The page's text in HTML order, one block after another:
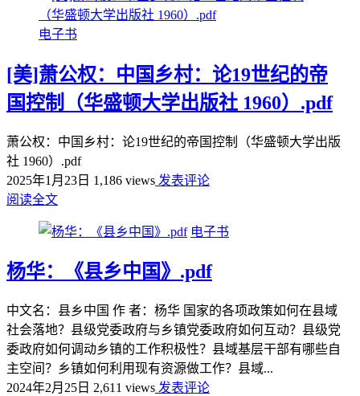
电子书
[美]萧公权：中国乡村：论19世纪的帝
国控制（华盛顿大学出版社 1960）.pdf
萧公权：中国乡村：论19世纪的帝国控制（华盛顿大学出版
社 1960）.pdf
2025年1月23日 1,186 views 发表评论
阅读全文
电子书
杨华：《县乡中国》.pdf
中文名：县乡中国 作 者：杨华 国家的各项政策如何在县域
社会落地？县级党委政府与乡镇党委政府如何互动？县级党
委政府如何调动乡镇的工作积极性？县域基层干部有哪些自
主空间？乡镇如何利用现有资源做工作？县域...
2024年2月25日 2,611 views 发表评论